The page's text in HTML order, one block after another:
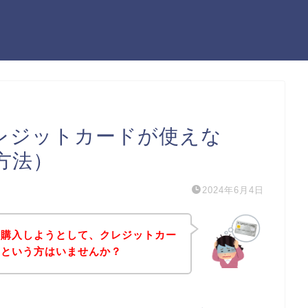
ジットカードが使えな
）
2024年6月4日
入しようとして、クレジットカー
いう方はいませんか？